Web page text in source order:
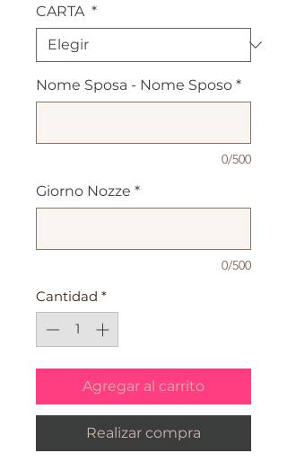
CARTA *
Nome Sposa - Nome Sposo *
0/500
Giorno Nozze *
0/500
Cantidad *
Agregar al carrito
Realizar compra